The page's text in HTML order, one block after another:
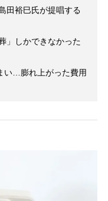
田裕巳氏が提唱する
」しかできなかった
い…膨れ上がった費用